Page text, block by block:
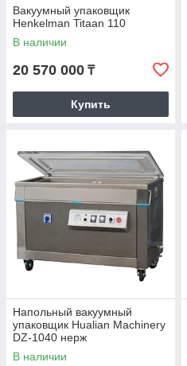
Вакуумный упаковщик
Henkelman Titaan 110
В наличии
20 570 000 ₸
Купить
Напольный вакуумный
упаковщик Hualian Machinery
DZ-1040 нерж
В наличии